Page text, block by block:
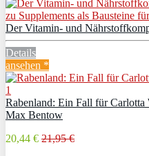
Der Vitamin- und
Details
ansehen *
Rabenland: Ein Fall für
Max Bentow
20,44 € 21,95 €